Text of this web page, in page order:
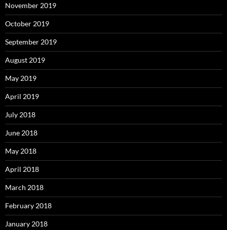
November 2019
October 2019
September 2019
August 2019
May 2019
April 2019
July 2018
June 2018
May 2018
April 2018
March 2018
February 2018
January 2018